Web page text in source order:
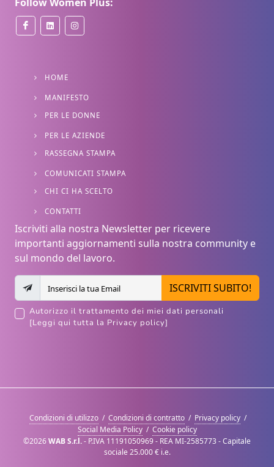
Follow Women Plus:
HOME
MANIFESTO
PER LE DONNE
PER LE AZIENDE
RASSEGNA STAMPA
COMUNICATI STAMPA
CHI CI HA SCELTO
CONTATTI
Iscriviti alla nostra Newsletter per ricevere
importanti aggiornamenti sulla nostra community e
sul mondo del lavoro.
ISCRIVITI SUBITO!
Autorizzo il trattamento dei miei dati personali
[Leggi qui tutta la Privacy policy]
Condizioni di utilizzo / Condizioni di contratto / Privacy policy /
Social Media Policy / Cookie policy
©2026WAB S.r.l.- P.IVA 11191050969 - REA MI-2585773 - Capitale
sociale 25.000 € i.e.